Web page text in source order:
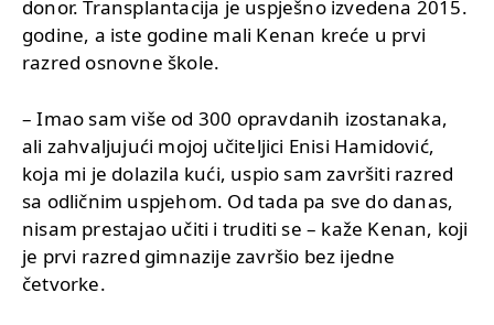
donor. Transplantacija je uspješno izvedena 2015.
godine, a iste godine mali Kenan kreće u prvi
razred osnovne škole.
– Imao sam više od 300 opravdanih izostanaka,
ali zahvaljujući mojoj učiteljici Enisi Hamidović,
koja mi je dolazila kući, uspio sam završiti razred
sa odličnim uspjehom. Od tada pa sve do danas,
nisam prestajao učiti i truditi se – kaže Kenan, koji
je prvi razred gimnazije završio bez ijedne
četvorke.